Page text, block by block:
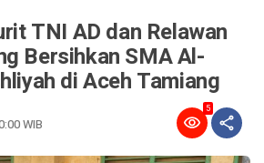
TNI AD dan Relawan
Bersihkan SMA Al-
di Aceh Tamiang
WIB
5